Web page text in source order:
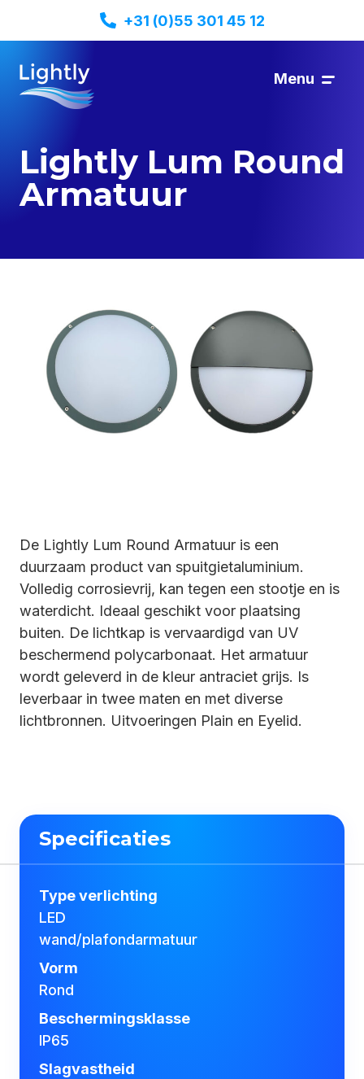
Menu
+31 (0)55 301 45 12
Lightly Lum Round
Armatuur
De Lightly Lum Round Armatuur is een
duurzaam product van spuitgietaluminium.
Volledig corrosievrij, kan tegen een stootje en is
waterdicht. Ideaal geschikt voor plaatsing
buiten. De lichtkap is vervaardigd van UV
beschermend polycarbonaat. Het armatuur
wordt geleverd in de kleur antraciet grijs. Is
leverbaar in twee maten en met diverse
lichtbronnen. Uitvoeringen Plain en Eyelid.
Specificaties
Type verlichting
LED
wand/plafondarmatuur
Vorm
Rond
Beschermingsklasse
IP65
Slagvastheid